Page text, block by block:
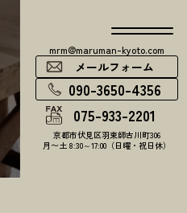
mrm@maruman-kyoto.com
メールフォーム
090-3650-4356
075-933-2201
京都市伏見区羽束師古川町306
月〜土 8:30～17:00（日曜・祝日休）